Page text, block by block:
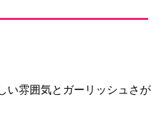
い雰囲気とガーリッシュさが